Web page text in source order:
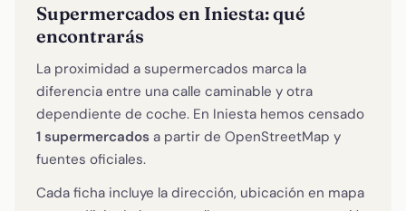
Supermercados en Iniesta: qué
encontrarás
La proximidad a supermercados marca la
diferencia entre una calle caminable y otra
dependiente de coche. En Iniesta hemos censado
1 supermercados a partir de OpenStreetMap y
fuentes oficiales.
Cada ficha incluye la dirección, ubicación en mapa